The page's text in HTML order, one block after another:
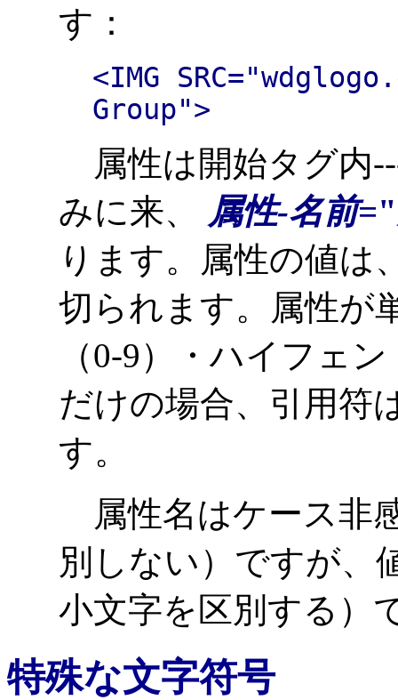
す：
<IMG
Group">
属性は開始タグ内
みに来、 属性-名前="
ります。属性の値は
切られます。属性が
（0-9）・ハイフェ
だけの場合、引用符
す。
属性名はケース非
別しない）ですが、
小文字を区別する）
特殊な文字符号